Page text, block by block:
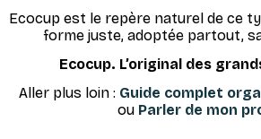
Ecocup est le repère naturel de ce
forme juste, adoptée partout,
Ecocup. L’original des
Aller plus loin : Guide complet
ou Parler de mon